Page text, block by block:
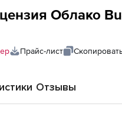
Облако
Прайс-лист
Отзывы